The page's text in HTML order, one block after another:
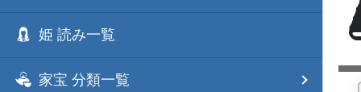
姫 読み一覧
家宝 分類一覧